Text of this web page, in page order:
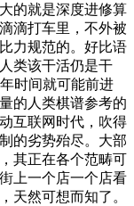
的就是深度进修算
滴打车里，不外被
力规范的。好比语
类该干活仍是干
时间就可能前进
的人类棋谱参考的
互联网时代，吹得
的劣势殆尽。大部
其正在各个范畴可
上一个店一个店看
天然可想而知了。